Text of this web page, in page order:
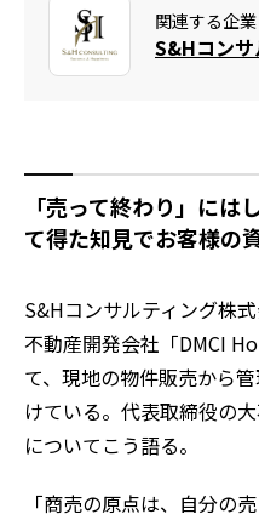
関連する企
S&Hコン
「売って終わり」には
て得た知見でお客様の
S&Hコンサルティング株
不動産開発会社「DMCI
て、現地の物件販売から
けている。代表取締役の
についてこう語る。
「商売の原点は、自分の